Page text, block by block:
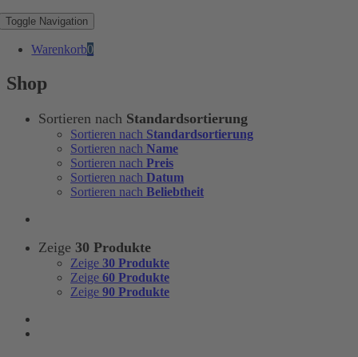
Toggle Navigation
Warenkorb0
Shop
Sortieren nach Standardsortierung
Sortieren nach Standardsortierung
Sortieren nach Name
Sortieren nach Preis
Sortieren nach Datum
Sortieren nach Beliebtheit
Zeige 30 Produkte
Zeige 30 Produkte
Zeige 60 Produkte
Zeige 90 Produkte